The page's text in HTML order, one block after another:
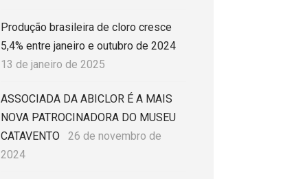
Produção brasileira de cloro cresce
5,4% entre janeiro e outubro de 2024
13 de janeiro de 2025
ASSOCIADA DA ABICLOR É A MAIS
NOVA PATROCINADORA DO MUSEU
CATAVENTO
26 de novembro de
2024